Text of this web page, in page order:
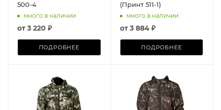
500-4
много в наличии
от3 220 ₽
ПОДРОБНЕЕ
(Принт 511-1)
много в наличии
от3 884 ₽
ПОДРОБНЕЕ